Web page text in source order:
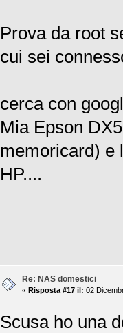
Prova da root
cui sei
cerca con
Mia Epson
memoricard) e
HP....
Re: NAS domestici
« Risposta #17 il: 02
Scusa ho una